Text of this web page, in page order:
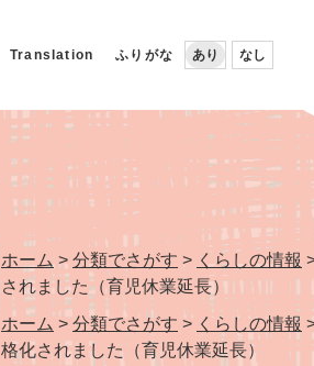
Translation ふりがな あり なし
ホーム > 分類でさがす > くらしの情報
されました（育児休業延長）
ホーム > 分類でさがす > くらしの情報
格化されました（育児休業延長）